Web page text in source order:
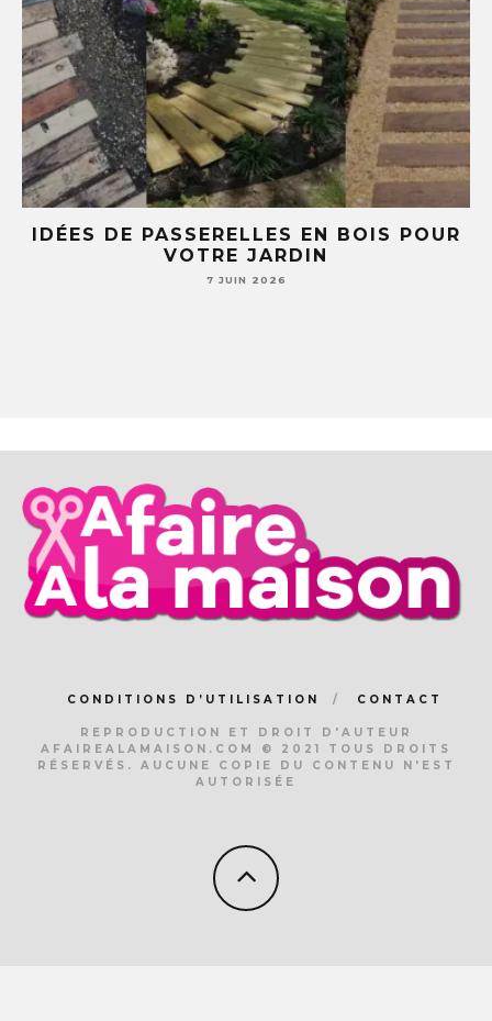
POUR
5 IDÉES DIY AVEC DES
SOUCOUPES (TU NE
JAMAIS TA VAISSELLE
CONDITIONS D’UTILISATION CONTACT
REPRODUCTION ET DROIT D'AUTEUR
AFAIREALAMAISON.COM © 2021 TOUS DROITS
RÉSERVÉS. AUCUNE COPIE DU CONTENU N'EST
AUTORISÉE